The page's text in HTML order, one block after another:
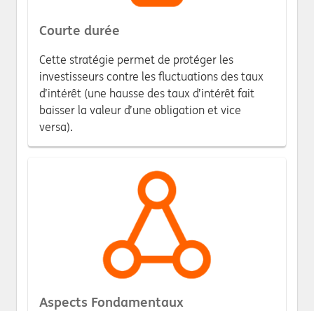
Courte durée
Cette stratégie permet de protéger les
investisseurs contre les fluctuations des taux
d’intérêt (une hausse des taux d’intérêt fait
baisser la valeur d’une obligation et vice
versa).
Aspects Fondamentaux